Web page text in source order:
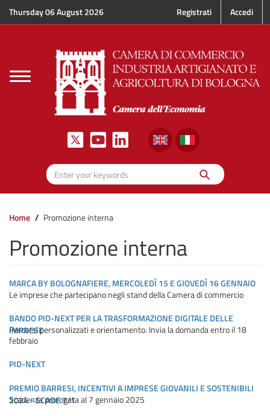
Thursday 06 August 2026 Registrati Accedi
Toggle
navigation
Enter your keywords
Search
Home Promozione interna
Promozione interna
MARCA BY BOLOGNAFIERE, MERCOLEDÌ 15 E GIOVEDÌ 16 GENNAIO
Le imprese che partecipano negli stand della Camera di commercio
BANDO PID-NEXT PER LA TRASFORMAZIONE DIGITALE DELLE
IMPRESE
Percorsi personalizzati e orientamento. Invia la domanda entro il 18
febbraio
PID-NEXT
PREMIO BARRESI, INCENTIVI A IMPRESE GIOVANILI E SOSTENIBILI
2024 - SCADE 7/1
Scadenza prorogata al 7 gennaio 2025